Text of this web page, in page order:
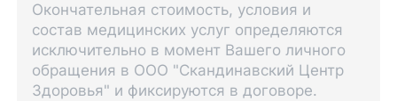
Окончательная стоимость, условия и
состав медицинских услуг определяются
исключительно в момент Вашего личного
обращения в ООО "Скандинавский Центр
Здоровья" и фиксируются в договоре.